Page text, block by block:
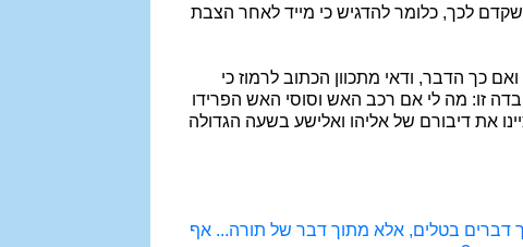
לכך, כלומר להדגיש כי מייד לאחר הצבת
כך הדבר, ודאי מתכוון הכתוב לרמוז כי
זו: מה לי אם רכב האש וסוסי האש הפרידו
את דיבורם של אליהו ואלישע בשעה הגדולה
דברים בטלים, אלא מתוך דבר של תורה... אף